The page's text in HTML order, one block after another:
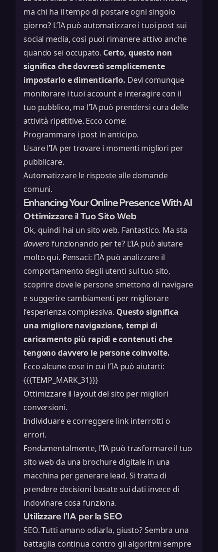
ma chi ha il tempo di postare ogni singolo
giorno? L’IA può automatizzare i tuoi post sui
social media, così puoi rimanere attivo anche
quando sei occupato. Certo, questo non
significa che dovresti semplicemente
impostarlo e dimenticarlo. Devi comunque
monitorare i tuoi account e interagire con il
tuo pubblico, ma l’IA può prendersi cura delle
attività ripetitive. Ecco come:
Programmare i post in anticipo.
Usare l’IA per trovare i momenti migliori per
pubblicare.
Automatizzare le risposte alle domande
comuni.
Enhancing Your Online Presence With AI
Ottimizzare il Tuo Sito Web
Ok, quindi hai un sito web. Fantastico. Ma sta
davverofunzionando per te? L’IA può aiutare
molto qui. Pensaci: l’IA può analizzare il
comportamento degli utenti sul tuo sito,
scoprire dove le persone smettono di navigare
e suggerire cambiamenti per migliorare
l’esperienza complessiva. Questo significa
una migliore navigazione, tempi di
caricamento più rapidi e contenuti che
tengono davvero le persone coinvolte.
Ecco alcune cose in cui l’IA può aiutarti:
{{{TEMP_MARK_31}}}
Ottimizzare il layout del sito per migliori
conversioni.
Individuare e correggere link interrotti o
errori.
Fondamentalmente, l’IA può trasformare il tuo
sito web da una brochure digitale in una
macchina per generare lead. Si tratta di
prendere decisioni basate sui dati invece di
indovinare cosa funziona.
Utilizzare l’IA per la SEO
SEO. Tutti amano odiarla, giusto? Sembra una
battaglia continua contro gli algoritmi sempre